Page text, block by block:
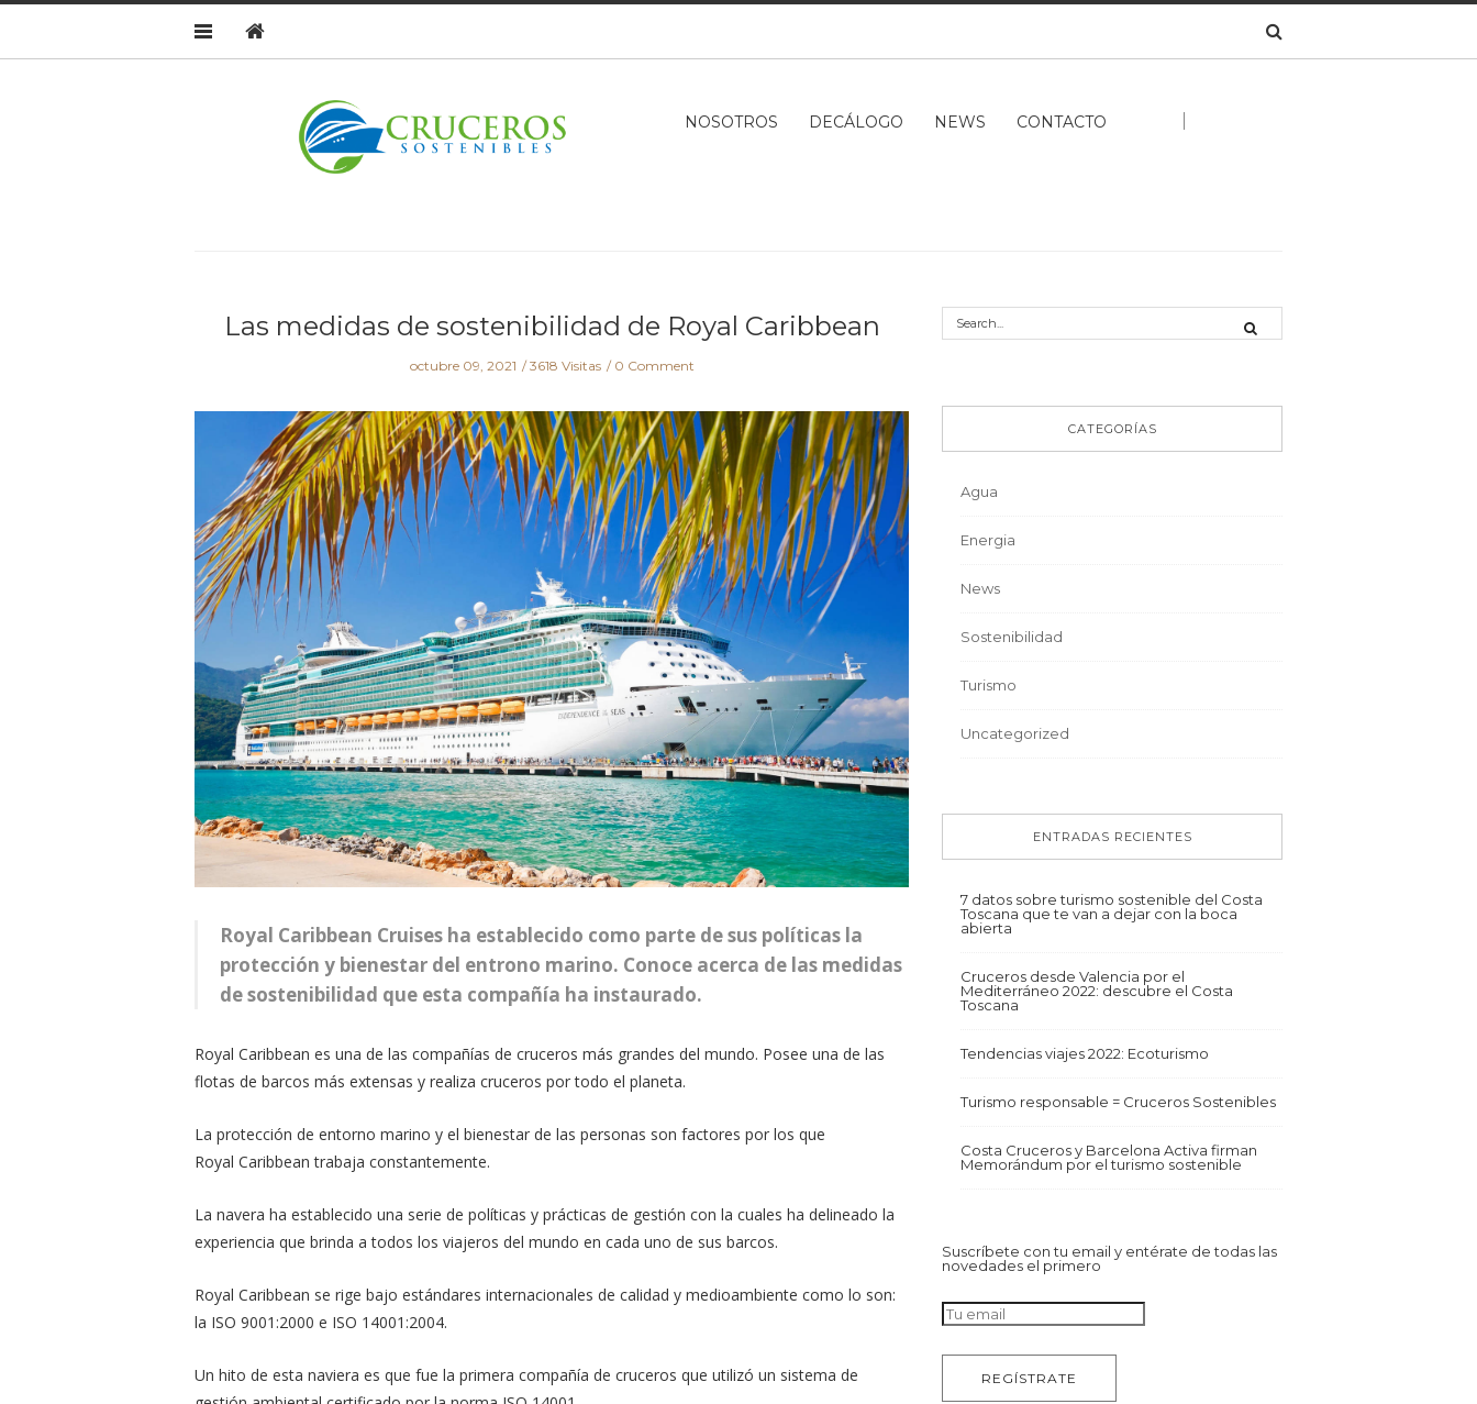
NOSOTROS DECÁLOGO NEWS CONTACTO
Las medidas de sostenibilidad de Royal Caribbean
octubre 09, 2021 3618 Visitas 0 Comment
Royal Caribbean Cruises ha establecido como parte de sus políticas la
protección y bienestar del entrono marino. Conoce acerca de las medidas
de sostenibilidad que esta compañía ha instaurado.
Royal Caribbean es una de las compañías de cruceros más grandes del mundo. Posee una de las
flotas de barcos más extensas y realiza cruceros por todo el planeta.
La protección de entorno marino y el bienestar de las personas son factores por los que
Royal Caribbean trabaja constantemente.
La navera ha establecido una serie de políticas y prácticas de gestión con la cuales ha delineado la
experiencia que brinda a todos los viajeros del mundo en cada uno de sus barcos.
Royal Caribbean se rige bajo estándares internacionales de calidad y medioambiente como lo son:
la ISO 9001:2000 e ISO 14001:2004.
Un hito de esta naviera es que fue la primera compañía de cruceros que utilizó un sistema de
CATEGORÍAS
Agua
Energia
News
Sostenibilidad
Turismo
Uncategorized
ENTRADAS RECIENTES
7 datos sobre turismo sostenible del Costa
Toscana que te van a dejar con la boca
abierta
Cruceros desde Valencia por el
Mediterráneo 2022: descubre el Costa
Toscana
Tendencias viajes 2022: Ecoturismo
Turismo responsable = Cruceros Sostenibles
Costa Cruceros y Barcelona Activa firman
Memorándum por el turismo sostenible
Suscríbete con tu email y entérate de todas las
novedades el primero